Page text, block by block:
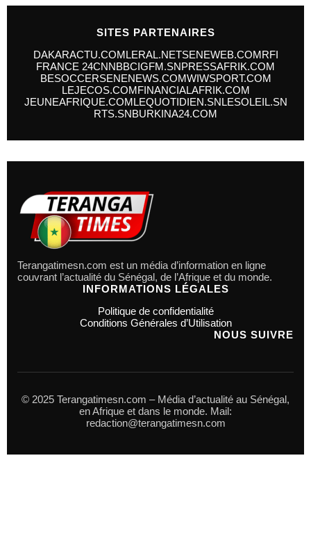
SITES PARTENAIRES
DAKARACTU.COMLERAL.NETSENEWEB.COMRFI
FRANCE 24CNNBBCIGFM.SNPRESSAFRIK.COM
BESOCCERSENENEWS.COMWIWSPORT.COM
LEJECOS.COMFINANCIALAFRIK.COM
JEUNEAFRIQUE.COMLEQUOTIDIEN.SNLESOLEIL.SN
RTS.SNBURKINA24.COM
Terangatimesn.com est un média d’information en ligne
couvrant l’actualité du Sénégal, de l’Afrique et du monde.
INFORMATIONS LÉGALES
Politique de confidentialité
Conditions Générales d’Utilisation
NOUS SUIVRE
© 2025 Terangatimesn.com – Média d’actualité au Sénégal,
en Afrique et dans le monde. Mail:
redaction@terangatimesn.com